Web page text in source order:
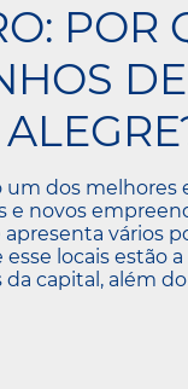
POR
DE
um dos melhores
e novos
vários
locais estão a
capital, além do